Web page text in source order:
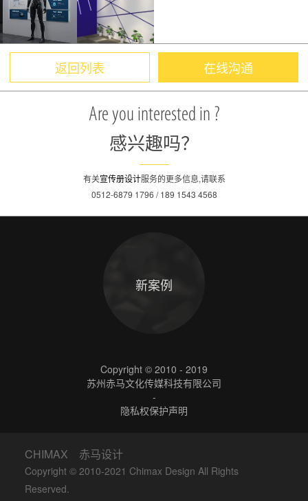
返回列表 在线沟通
Are you interested in ?
感兴趣吗？
有关宣传册设计服务的更多信息,请联系
0512-6879 1796 / 189 1543 4568
新案例
Copyright © 2010 - 2019
苏州赤马文化传媒科技有限公司
-
隐私权保护声明
CHIMAX 赤马设计
Copyright © 2010-2021 Chimax Design All Rights
Reserved.